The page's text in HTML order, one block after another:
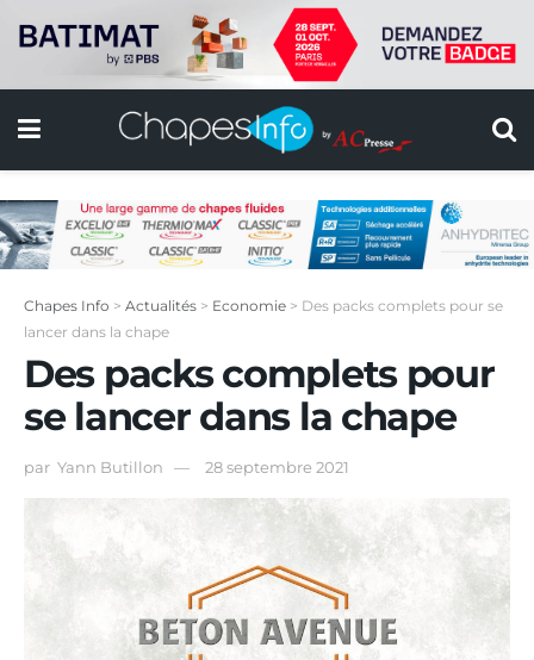
Chapes Info > Actualités > Economie > Des packs complets pour se
lancer dans la chape
Des packs complets pour
se lancer dans la chape
par Yann Butillon 28 septembre 2021